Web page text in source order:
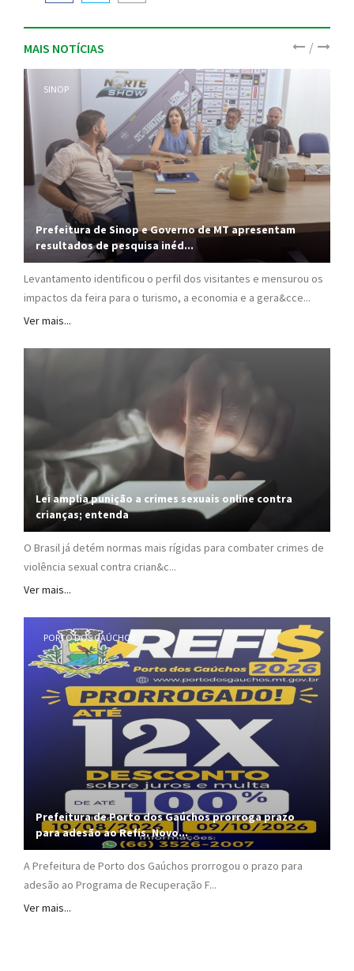
MAIS NOTÍCIAS /
SINOP
Prefeitura de Sinop e Governo de MT apresentam
resultados de pesquisa inéd...
Levantamento identificou o perfil dos visitantes e mensurou os
impactos da feira para o turismo, a economia e a gera&cce...
Ver mais...
Lei amplia punição a crimes sexuais online contra
crianças; entenda
O Brasil já detém normas mais rígidas para combater crimes de
violência sexual contra crian&c...
Ver mais...
PORTO DOS GAÚCHOS
Prefeitura de Porto dos Gaúchos prorroga prazo
para adesão ao Refis. Novo...
A Prefeitura de Porto dos Gaúchos prorrogou o prazo para
adesão ao Programa de Recuperação F...
Ver mais...